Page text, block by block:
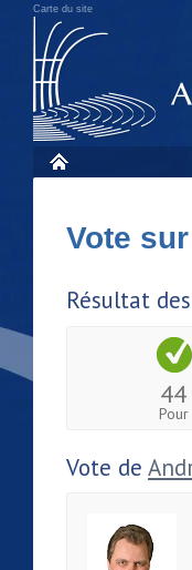
Carte du site
Vote
Résultat
44
Pour
Vote de